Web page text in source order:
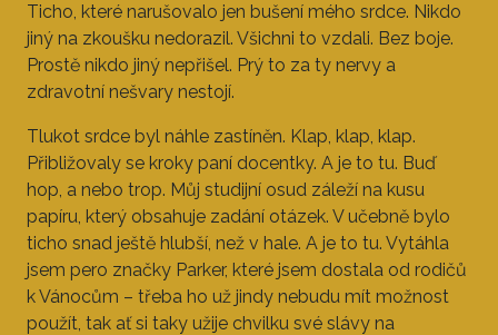
Ticho, které narušovalo jen bušení mého srdce. Nikdo
jiný na zkoušku nedorazil. Všichni to vzdali. Bez boje.
Prostě nikdo jiný nepřišel. Prý to za ty nervy a
zdravotní nešvary nestojí.
Tlukot srdce byl náhle zastíněn. Klap, klap, klap.
Přibližovaly se kroky paní docentky. A je to tu. Buď
hop, a nebo trop. Můj studijní osud záleží na kusu
papíru, který obsahuje zadání otázek. V učebně bylo
ticho snad ještě hlubší, než v hale. A je to tu. Vytáhla
jsem pero značky Parker, které jsem dostala od rodičů
k Vánocům – třeba ho už jindy nebudu mít možnost
použít, tak ať si taky užije chvilku své slávy na